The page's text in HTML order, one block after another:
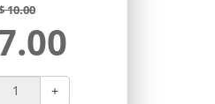
10.00
+